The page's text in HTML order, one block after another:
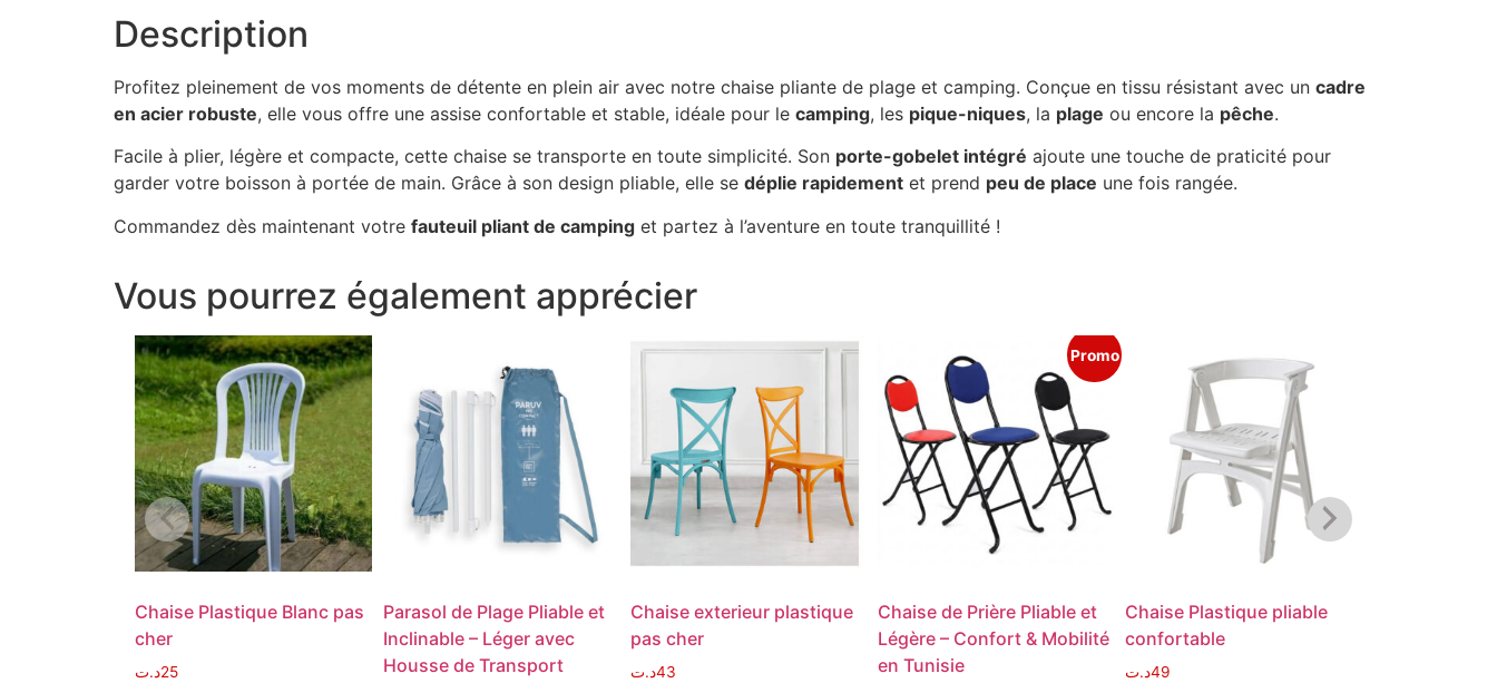
Description
Profitez pleinement de vos moments de détente en plein air avec notre chaise pliante de plage et camping. Conçue en tissu résistant avec un cadre
en acier robuste, elle vous offre une assise confortable et stable, idéale pour le camping, les pique-niques, la plage ou encore la pêche.
Facile à plier, légère et compacte, cette chaise se transporte en toute simplicité. Son porte-gobelet intégré ajoute une touche de praticité pour
garder votre boisson à portée de main. Grâce à son design pliable, elle se déplie rapidement et prend peu de place une fois rangée.
Commandez dès maintenant votre fauteuil pliant de camping et partez à l’aventure en toute tranquillité !
Vous pourrez également apprécier
Chaise Plastique Blanc pas
cher
25د.ت
Parasol de Plage Pliable et
Inclinable – Léger avec
Housse de Transport
Chaise exterieur plastique
pas cher
43د.ت
Promo
Chaise de Prière Pliable et
Légère – Confort & Mobilité
en Tunisie
Chaise Plastique pliable
confortable
49د.ت